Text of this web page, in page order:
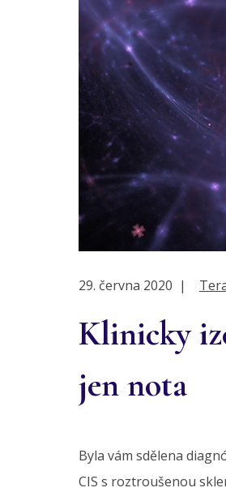
29. června 2020 |
Klinicky
jen nota
Byla vám sdělena
CIS s roztroušenou